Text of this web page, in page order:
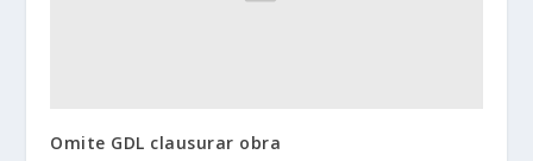
Omite GDL clausurar obra